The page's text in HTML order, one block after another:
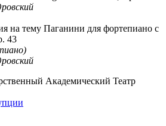
на тему Паганини для фортепиано с
43
Академический Театр